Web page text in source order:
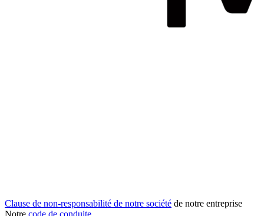
Clause de non-responsabilité de notre société de notre entreprise